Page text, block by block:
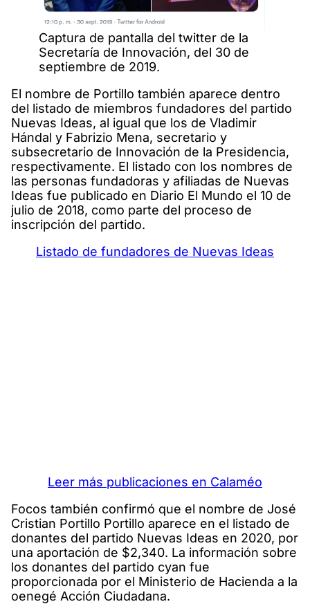
Captura de pantalla del twitter de la
Secretaría de Innovación, del 30 de
septiembre de 2019.
El nombre de Portillo también aparece dentro
del listado de miembros fundadores del partido
Nuevas Ideas, al igual que los de Vladimir
Hándal y Fabrizio Mena, secretario y
subsecretario de Innovación de la Presidencia,
respectivamente. El listado con los nombres de
las personas fundadoras y afiliadas de Nuevas
Ideas fue publicado en Diario El Mundo el 10 de
julio de 2018, como parte del proceso de
inscripción del partido.
Listado de fundadores de Nuevas Ideas
Leer más publicaciones en Calaméo
Focos también confirmó que el nombre de José
Cristian Portillo Portillo aparece en el listado de
donantes del partido Nuevas Ideas en 2020, por
una aportación de $2,340. La información sobre
los donantes del partido cyan fue
proporcionada por el Ministerio de Hacienda a la
oenegé Acción Ciudadana.